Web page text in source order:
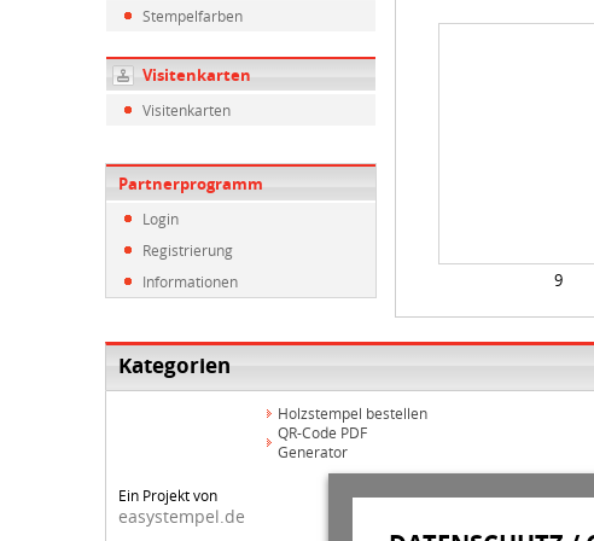
Stempelfarben
Visitenkarten
Visitenkarten
Partnerprogramm
Login
Registrierung
Informationen
9
Kategorien
Holzstempel bestellen
QR-Code PDF
Generator
Ein Projekt von
easystempel.de